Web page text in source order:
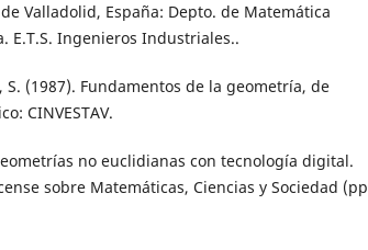
Valladolid, España: Depto. de Matemática
E.T.S. Ingenieros Industriales..
S. (1987). Fundamentos de la geometría, de
CINVESTAV.
no euclidianas con tecnología digital.
sobre Matemáticas, Ciencias y Sociedad (pp